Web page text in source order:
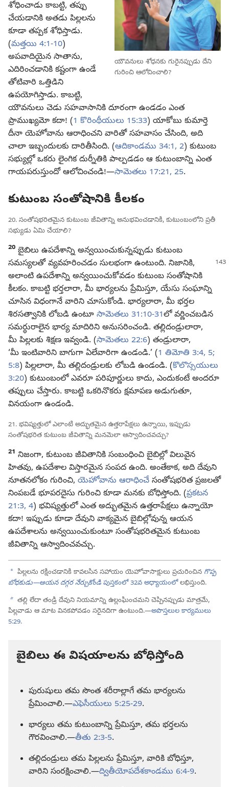
యౌవనులు శోధనకు గురైనప్పుడు దేని
గురించి ఆలోచించాలి?
శోధించాడు కాబట్టి, తప్పు
చేయడానికి అతడు పిల్లలను
కూడా తప్పక శోధిస్తాడు.
(మత్తయి 4:1-10)
అపవాదియైన సాతాను,
ఎదిరించడానికి కష్టంగా ఉండే
తోటివారి ఒత్తిడిని
ఉపయోగిస్తాడు. కాబట్టి,
యౌవనులు చెడు సహవాసానికి దూరంగా ఉండడం ఎంత
ప్రాముఖ్యమో కదా! (1 కొరింథీయులు 15:33) యాకోబు కుమార్తె
దీనా యెహోవాను ఆరాధించని వారితో సహవాసం చేసింది, అది
చాలా ఇబ్బందులకు దారితీసింది. (ఆదికాండము 34:1, 2) కుటుంబ
సభ్యుల్లో ఒకరు లైంగిక దుర్నీతికి పాల్పడడం ఆ కుటుంబాన్ని ఎంత
గాయపరుస్తుందో ఆలోచించండి!—సామెతలు 17:21, 25.
కుటుంబ సంతోషానికి కీలకం
20. సంతోషభరితమైన కుటుంబ జీవితాన్ని అనుభవించడానికి, కుటుంబంలోని ప్రతీ
సభ్యుడు ఏమి చేయాలి?
20 బైబిలు ఉపదేశాన్ని అన్వయించుకున్నప్పుడు కుటుంబ
సమస్యలతోవ్యవహరించడం సులభంగా ఉంటుంది. నిజానికి,
అలాంటి ఉపదేశాన్ని అన్వయించుకోవడం కుటుంబ సంతోషానికి
కీలకం. కాబట్టి భర్తలారా, మీ భార్యలను ప్రేమిస్తూ, యేసు సంఘాన్ని
చూసిన విధంగానే వారిని చూసుకోండి. భార్యలారా, మీ భర్తల
శిరసత్వానికి లోబడి ఉంటూ సామెతలు 31:10-31⁠లో వర్ణించబడిన
సమర్థురాలైన భార్య మాదిరిని అనుసరించండి. తల్లిదండ్రులారా,
మీ పిల్లలకు శిక్షణ ఇవ్వండి. (సామెతలు 22:6) తండ్రులారా,
‘మీ ఇంటివారిని బాగుగా ఏలేవారిగా ఉండండి.’ (1 తిమోతి 3:4, 5;
5:8) పిల్లలారా, మీ తల్లిదండ్రులకు లోబడి ఉండండి. (కొలొస్సయులు
3:20) కుటుంబంలో ఎవరూ పరిపూర్ణులు కాదు, ఎందుకంటే అందరూ
తప్పులు చేస్తారు. కాబట్టి ఒకరినొకరు క్షమాపణ అడుగుతూ,
వినయంగా ఉండండి.
21. భవిష్యత్తులో ఎలాంటి అద్భుతమైన ఉత్తరాపేక్షలు ఉన్నాయి, ఇప్పుడు
సంతోషభరిత కుటుంబ జీవితాన్ని మనమెలా ఆస్వాదించవచ్చు?
21 నిజంగా, కుటుంబ జీవితానికి సంబంధించి బైబిల్లో విలువైన
హితవు, ఉపదేశాల విస్తారమైన సంపద ఉంది. అంతేకాక, అది దేవుని
నూతనలోకం గురించి, యెహోవాను ఆరాధించే సంతోషభరిత ప్రజలతో
నింపబడే భూపరదైసు గురించి కూడా మనకు బోధిస్తోంది. (ప్రకటన
21:3, 4) భవిష్యత్తులో ఎంత అద్భుతమైన ఉత్తరాపేక్షలు ఉన్నాయో
కదా! ఇప్పుడు కూడా దేవుని వాక్యమైన బైబిల్లోవున్న ఆయన
ఉపదేశాలను అన్వయించుకుంటూ సంతోషభరితమైన కుటుంబ
జీవితాన్ని ఆస్వాదించవచ్చు.
a పిల్లలను రక్షించడానికి కావలసిన సహాయం యెహోవాసాక్షులు ప్రచురించిన గొప్ప
బోధకుడు—ఆయన దగ్గర నేర్చుకోండి పుస్తకంలో 32వ అధ్యాయంలోలభిస్తుంది.
b తల్లి లేదా తండ్రి దేవుని నియమాన్ని ఉల్లంఘించమని చెప్పినప్పుడు మాత్రమే,
పిల్లవాడు ఆ మాట వినకపోవడం సరైనదిగా ఉంటుంది.—అపొస్తలుల కార్యములు
5:29.
బైబిలు ఈ విషయాలను బోధిస్తోంది
పురుషులు తమ సొంత శరీరాల్లాగే తమ భార్యలను
ప్రేమించాలి.—ఎఫెసీయులు 5:25-29.
భార్యలు తమ కుటుంబాన్ని ప్రేమిస్తూ, తమ భర్తలను
గౌరవించాలి.—తీతు 2:3-5.
తల్లిదండ్రులు తమ పిల్లలను ప్రేమిస్తూ, వారికి బోధిస్తూ,
వారిని సంరక్షించాలి.—ద్వితీయోపదేశకాండము 6:4-9.